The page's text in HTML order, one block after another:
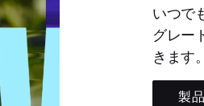
いつで
グレー
きます。
製